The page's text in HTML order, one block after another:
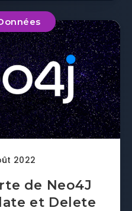
2022
de Neo4J
et Delete